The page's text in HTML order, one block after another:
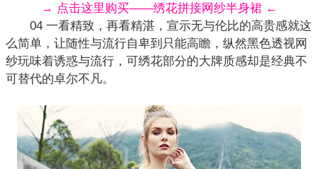
→ 点击这里购买——绣花拼接网纱半身裙 ←
04 一看精致，再看精湛，宣示无与伦比的高贵感就这
么简单，让随性与流行自卑到只能高瞻，纵然黑色透视网
纱玩味着诱惑与流行，可绣花部分的大牌质感却是经典不
可替代的卓尔不凡。